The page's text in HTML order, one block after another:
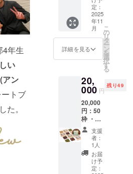
4年生
い
アン
トブ
た。
B12、
ビタミ
ンC、ビ
D、ビタ
ミンE、
パント
テン
酸、葉
酸、ビ
オチ
ン、ビ
タミン
K、モリ
ブデ
ン、リ
ン、
鉄、カ
してい
る原材
料を示
しま
す】 カ
カオマ
ス (ガー
カオバ
ター、
糖、
アーモ
ンド、
きなこ
(大豆を
む）、
ココ
ナッ
味期
限）1年
保管）
常温(高
温多湿
を避
しい場
所に保
材料 フ
レー
バーに
関わら
ず使用
してい
る原材
料を示
しま
ケージ
セット
(andew
タブ
レット3
枚入り)
・支援
ライン
イベン
ト（開
発秘話
など）
名称）
チョコ
レート
内容
量）
50g×3
枚＝約
定：
2025
年11
月
詳細を見る
こ
の
リ
タ
ー
ン
を
選
択
す
る
20,
000 円
残り49
20,000
円：50
枠 ・表
皮水疱
症患者
と創っ
た特別
パッ
ケージ
支援
者：
1人
お届
け予
定：